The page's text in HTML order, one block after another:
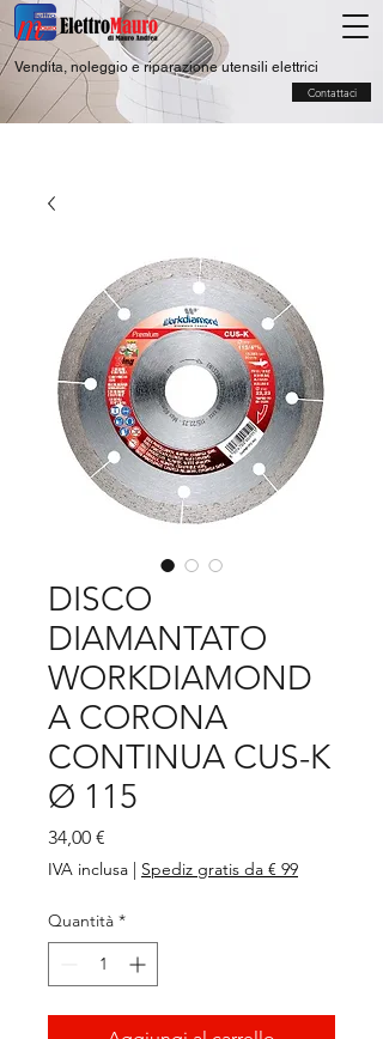
Vendita, noleggio e riparazione utensili elettrici
Contattaci
DISCO
DIAMANTATO
WORKDIAMOND
A CORONA
CONTINUA CUS-K
Ø 115
34,00 €
IVA inclusa | Spediz gratis da € 99
Quantità *